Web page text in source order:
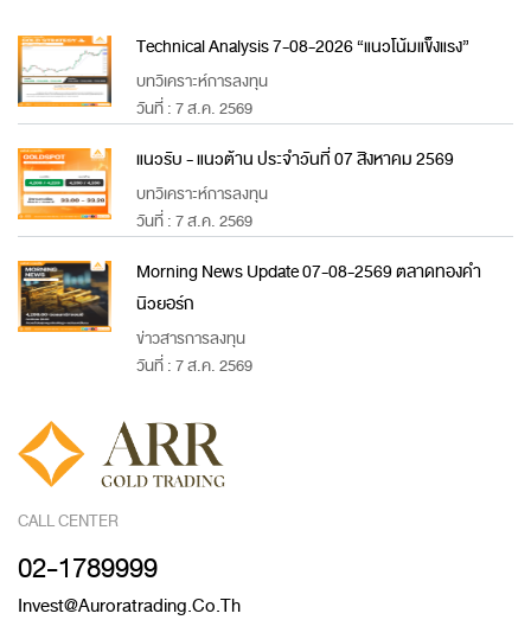
Technical Analysis 7-08-2026 “แนวโน้มแข็งแรง”
บทวิเคราะห์การลงทุน
วันที่ : 7 ส.ค. 2569
แนวรับ - แนวต้าน ประจำวันที่ 07 สิงหาคม 2569
บทวิเคราะห์การลงทุน
วันที่ : 7 ส.ค. 2569
Morning News Update 07-08-2569 ตลาดทองคำ
นิวยอร์ก
ข่าวสารการลงทุน
วันที่ : 7 ส.ค. 2569
CALL CENTER
02-1789999
Invest@auroratrading.co.th